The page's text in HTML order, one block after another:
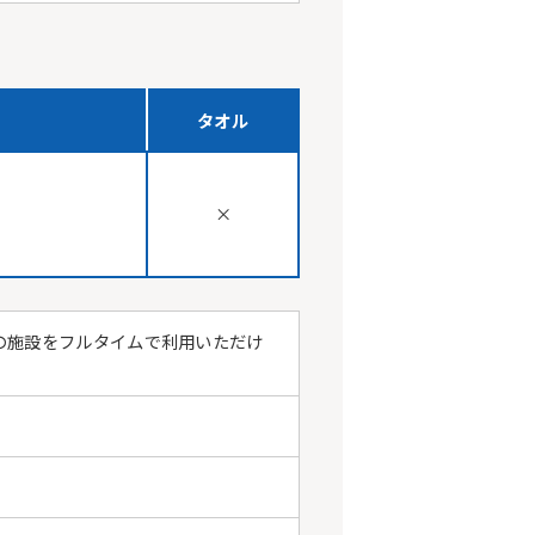
タオル
×
設をフルタイムで利用いただけ